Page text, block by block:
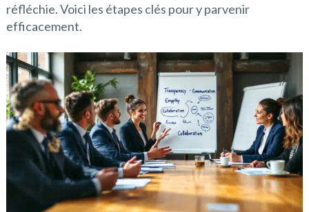
réfléchie. Voici les étapes clés pour y parvenir
efficacement.